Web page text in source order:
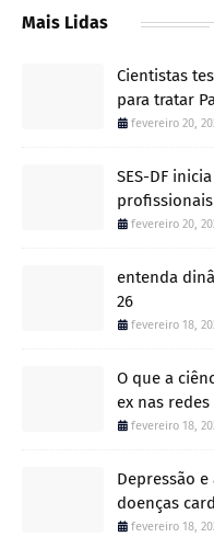
Mais Lidas
Cientistas
para tratar
fevereiro 20,
SES-DF
fevereiro 20,
entenda
26
fevereiro 18,
O que a
ex nas
fevereiro 18,
Depressão
doenças
fevereiro 18,